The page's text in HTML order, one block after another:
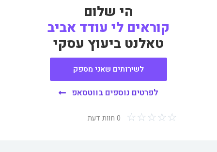
הי שלום
קוראים לי עודד אביב
טאלנט ביעוץ עסקי
לשירותים שאני מספק
לפרטים נוספים בווטסאפ
☆
☆
☆
☆
☆ 0 חוות דעת